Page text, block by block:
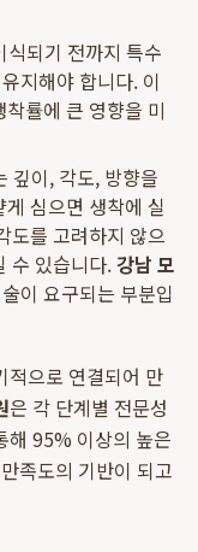
식되기 전까지 특수
지해야 합니다. 이
률에 큰 영향을 미
깊이, 각도, 방향을
심으면 생착에 실
도를 고려하지 않으
수 있습니다. 강남 모
이 요구되는 부분입
적으로 연결되어 만
은 각 단계별 전문성
해 95% 이상의 높은
족도의 기반이 되고